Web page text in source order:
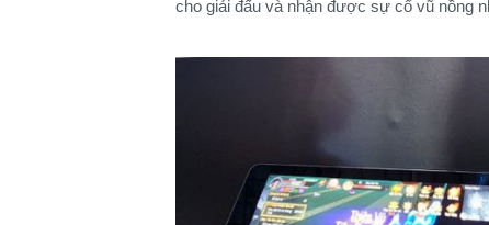
cho giải đấu và nhận được sự cổ vũ nồng